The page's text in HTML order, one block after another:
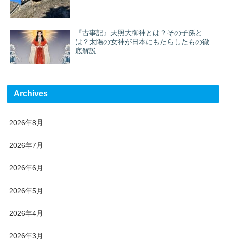
『古事記』天照大御神とは？その子孫と
は？太陽の女神が日本にもたらしたもの徹
底解説
Archives
2026年8月
2026年7月
2026年6月
2026年5月
2026年4月
2026年3月